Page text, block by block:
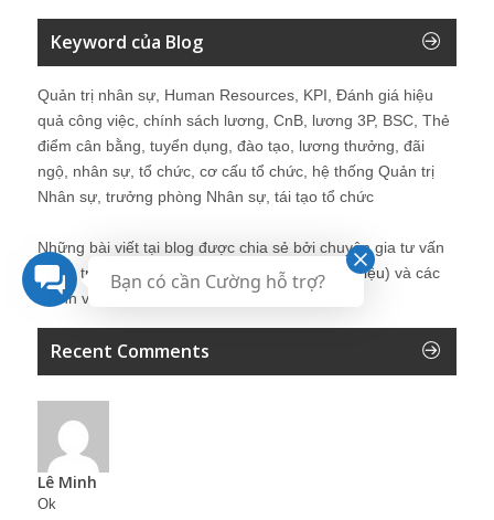
Keyword của Blog
Quản trị nhân sự, Human Resources, KPI, Đánh giá hiệu
quả công việc, chính sách lương, CnB, lương 3P, BSC, Thẻ
điểm cân bằng, tuyển dụng, đào tạo, lương thưởng, đãi
ngộ, nhân sự, tổ chức, cơ cấu tổ chức, hệ thống Quản trị
Nhân sự, trưởng phòng Nhân sự, tái tạo tổ chức
Những bài viết tại blog được chia sẻ bởi chuyên gia tư vấn
Quản trị Nhân sự Nguyễn Hùng Cường (giới thiệu) và các
thành viên khác trong cộng đồng Nhân sự.
Recent Comments
Lê Minh
Ok
Bạn có cần Cường hỗ trợ?